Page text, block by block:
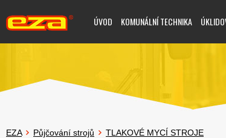
ÚVOD KOMUNÁLNÍ TECHNIKA
EZA Půjčování strojů TLAKOVÉ MYCÍ STROJE